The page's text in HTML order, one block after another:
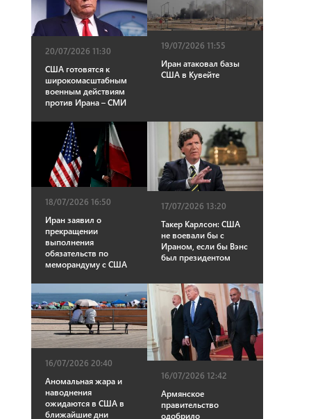
20/07/2026 11:30
США готовятся к
широкомасштабным
военным действиям
против Ирана – СМИ
19/07/2026 11:55
Иран атаковал базы
США в Кувейте
18/07/2026 16:50
Иран заявил о
прекращении
выполнения
обязательств по
меморандуму с США
17/07/2026 13:20
Такер Карлсон: США
не воевали бы с
Ираном, если бы Вэнс
был президентом
16/07/2026 20:40
Аномальная жара и
наводнения
ожидаются в США в
ближайшие дни
16/07/2026 12:42
Армянское
правительство
одобрило